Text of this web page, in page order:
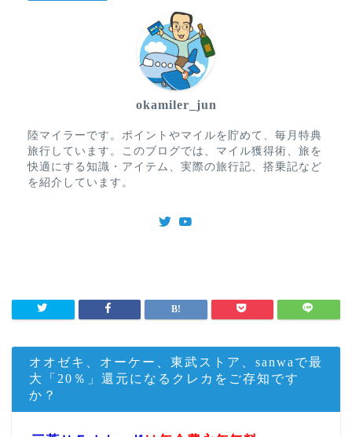
okamiler_jun
陸マイラーです。ポイントやマイルを貯めて、毎月特典
旅行しています。このブログでは、マイル獲得術、旅を
快適にする知識・アイテム、実際の旅行記、搭乗記など
を紹介しています。
オオゼキ、オーケー、東武ストア、sanwaで最
大「20％」還元になるクレカをご存知です
か？